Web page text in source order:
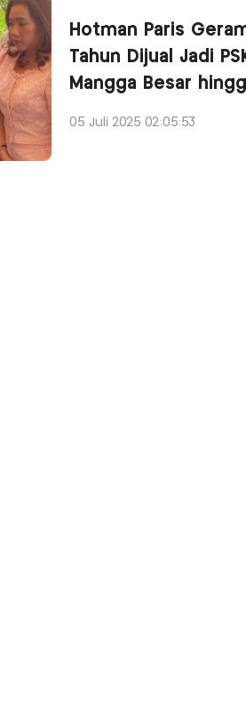
Hotman Paris
Tahun Dijual Jadi
Mangga Besar
05 Juli 2025 02:05:53